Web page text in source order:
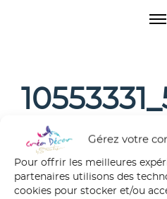
Gérez votre
Pour offrir les meilleures
partenaires utilisons des
cookies pour stocker et/ou
O
n